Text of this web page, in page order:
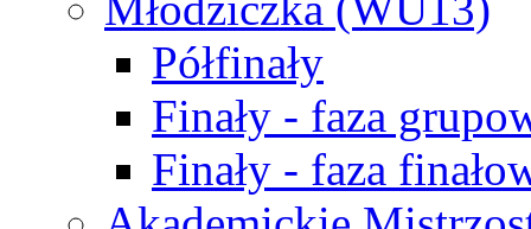
Półfinały
Finały - faza
Finały - faza